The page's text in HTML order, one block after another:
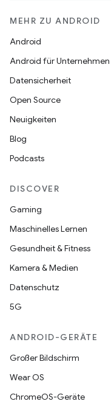
MEHR ZU ANDROID
Android
Android für Unternehmen
Datensicherheit
Open Source
Neuigkeiten
Blog
Podcasts
DISCOVER
Gaming
Maschinelles Lernen
Gesundheit & Fitness
Kamera & Medien
Datenschutz
5G
ANDROID-GERÄTE
Großer Bildschirm
Wear OS
ChromeOS-Geräte